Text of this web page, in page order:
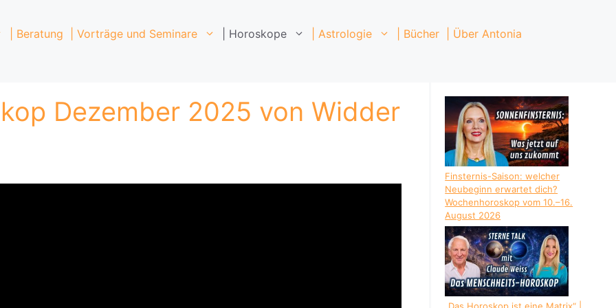
| Beratung | Vorträge und Seminare | Horoskope | Astrologie | Bücher
| Über Antonia
Dezember 2025 von Widder
Finsternis-Saison: welcher
Neubeginn erwartet dich?
Wochenhoroskop vom 10.–16.
August 2026
„Das Horoskop ist eine Matrix“ |